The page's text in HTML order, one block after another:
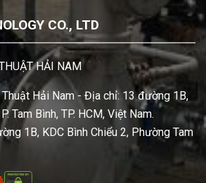
CO., LTD
HẢI NAM
Thuật Hải Nam - Địa chỉ: 13 đường 1B,
Tam Bình, TP. HCM, Việt Nam.
1B, KDC Bình Chiểu 2, Phường Tam